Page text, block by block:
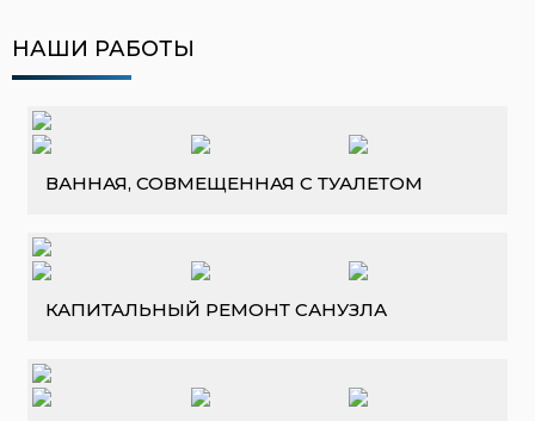
НАШИ РАБОТЫ
ВАННАЯ, СОВМЕЩЕННАЯ С ТУАЛЕТОМ
КАПИТАЛЬНЫЙ РЕМОНТ САНУЗЛА